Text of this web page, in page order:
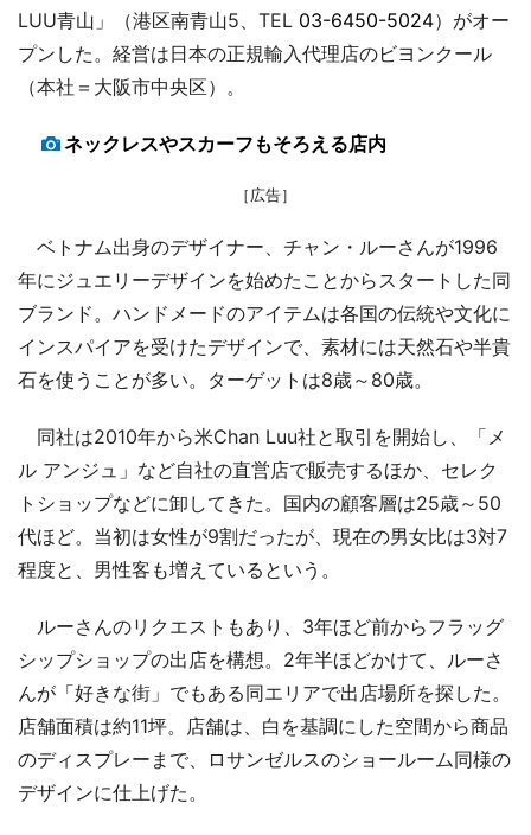
LUU青山」（港区南青山5、TEL 03-6450-5024）がオー
プンした。経営は日本の正規輸入代理店のビヨンクール
（本社＝大阪市中央区）。
ネックレスやスカーフもそろえる店内
［広告］
ベトナム出身のデザイナー、チャン・ルーさんが1996
年にジュエリーデザインを始めたことからスタートした同
ブランド。ハンドメードのアイテムは各国の伝統や文化に
インスパイアを受けたデザインで、素材には天然石や半貴
石を使うことが多い。ターゲットは8歳～80歳。
同社は2010年から米Chan Luu社と取引を開始し、「メ
ル アンジュ」など自社の直営店で販売するほか、セレク
トショップなどに卸してきた。国内の顧客層は25歳～50
代ほど。当初は女性が9割だったが、現在の男女比は3対7
程度と、男性客も増えているという。
ルーさんのリクエストもあり、3年ほど前からフラッグ
シップショップの出店を構想。2年半ほどかけて、ルーさ
んが「好きな街」でもある同エリアで出店場所を探した。
店舗面積は約11坪。店舗は、白を基調にした空間から商品
のディスプレーまで、ロサンゼルスのショールーム同様の
デザインに仕上げた。